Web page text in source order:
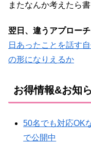
またなんか考えたら書
翌日、違うアプロー
日あったことを話す
の形になりえるか
お得情報&お知
50名でも対応OK
で公開中